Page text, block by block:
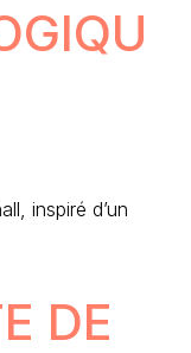
inspiré d’un
DE